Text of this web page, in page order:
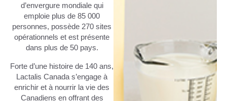
d’envergure mondiale qui
emploie plus de 85 000
personnes, possède 270 sites
opérationnels et est présente
dans plus de 50 pays.
Forte d’une histoire de 140 ans,
Lactalis Canada s’engage à
enrichir et à nourrir la vie des
Canadiens en offrant des